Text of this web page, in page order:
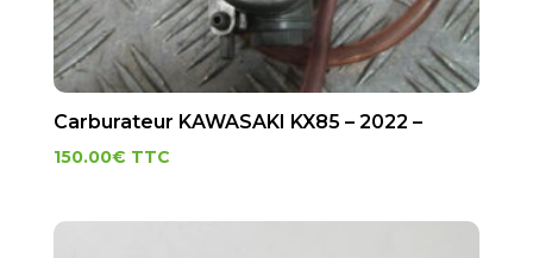
Carburateur KAWASAKI KX85 – 2022 –
150.00€ TTC